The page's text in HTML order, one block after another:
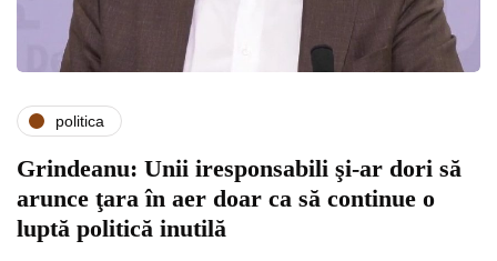
politica
Grindeanu: Unii iresponsabili şi-ar dori să
arunce ţara în aer doar ca să continue o
luptă politică inutilă